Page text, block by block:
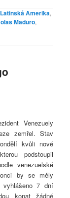
Latinská Amerika,
Maduro,
Venezuely
zemřel. Stav
kvůli nové
podstoupil
venezuelské
by se měly
7 dní
konat žádné